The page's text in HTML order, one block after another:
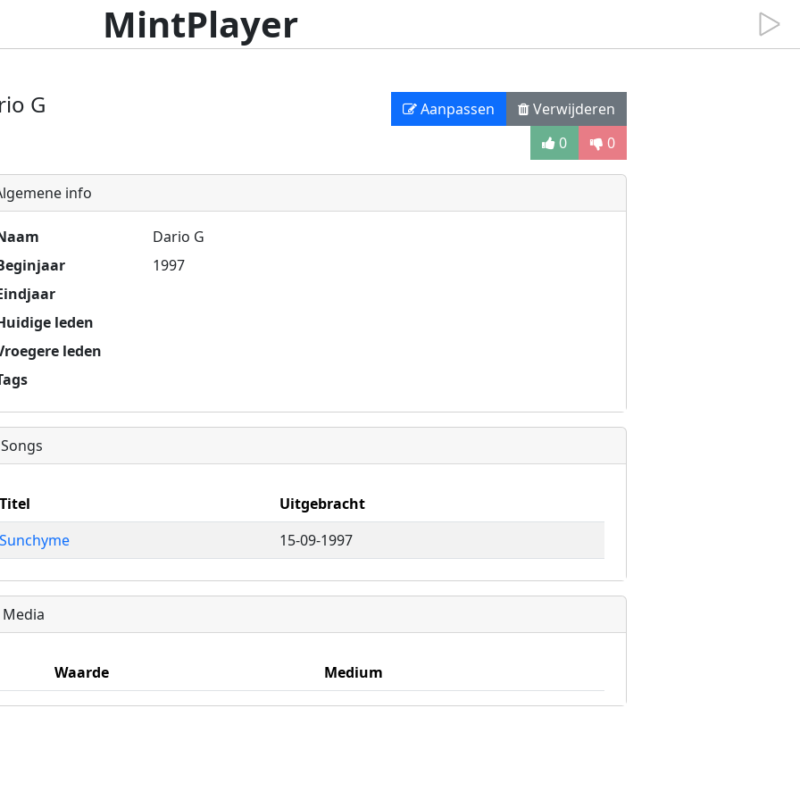
MintPlayer
G Aanpassen
Verwijderen
0
0
info
Dario G
1997
leden
leden
Songs
Titel
Uitgebracht
Sunchyme
15-09-1997
Media
Waarde Medium